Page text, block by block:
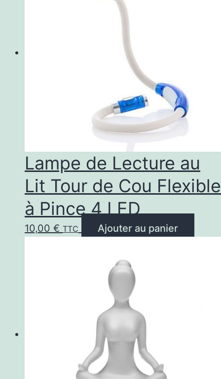
Lampe de Lecture au
Lit Tour de Cou Flexible
à Pince 4 LED
10,00 € TTC Ajouter au panier